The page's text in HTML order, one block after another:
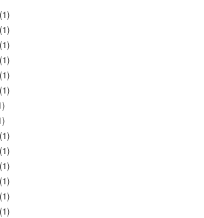
(1)
(1)
(1)
(1)
(1)
(1)
(1)
(1)
(1)
(1)
(1)
(1)